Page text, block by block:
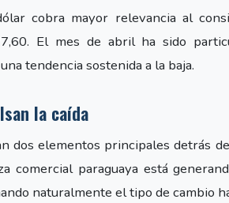
cobra mayor relevancia al
El mes de abril ha sido
tendencia sostenida a la baja.
la caída
dos elementos principales detrás
comercial paraguaya está
naturalmente el tipo de cambio